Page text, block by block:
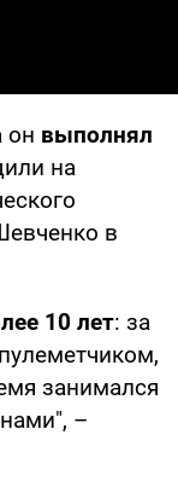
он выполнял
на
в
10 лет: за
занимался
–